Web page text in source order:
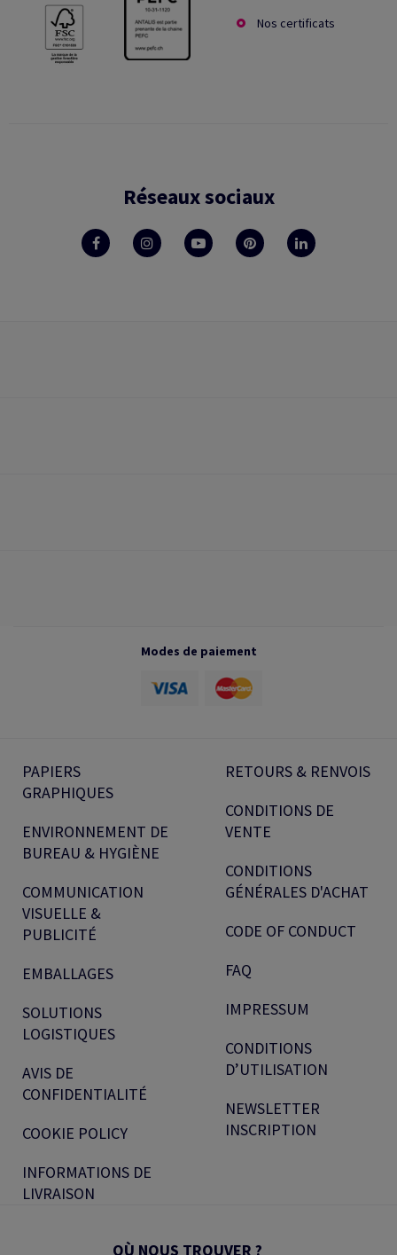
Nos certificats
Réseaux sociaux
Modes de paiement
PAPIERS
GRAPHIQUES
ENVIRONNEMENT DE
BUREAU & HYGIÈNE
COMMUNICATION
VISUELLE &
PUBLICITÉ
EMBALLAGES
SOLUTIONS
LOGISTIQUES
AVIS DE
CONFIDENTIALITÉ
COOKIE POLICY
INFORMATIONS DE
LIVRAISON
RETOURS & RENVOIS
CONDITIONS DE
VENTE
CONDITIONS
GÉNÉRALES D'ACHAT
CODE OF CONDUCT
FAQ
IMPRESSUM
CONDITIONS
D’UTILISATION
NEWSLETTER
INSCRIPTION
OÙ NOUS TROUVER ?